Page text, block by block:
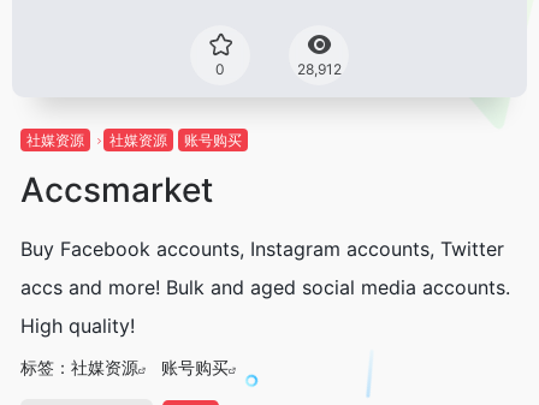
0 28,912
社媒资源 社媒资源 账号购买
Accsmarket
Buy Facebook accounts, Instagram accounts, Twitter
accs and more! Bulk and aged social media accounts.
High quality!
标签： 社媒资源 账号购买